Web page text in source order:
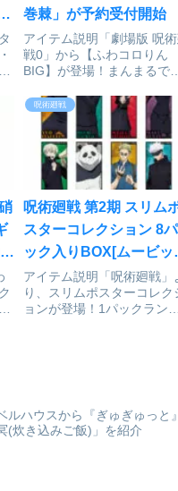
巻棘」が予約受付開始
アイテム説明「劇場版 呪
戦0」から【ふわコロりん
BIG】が登場！まんまるで
メのマスコット！BIGは全長
30cmの大ボリューム！劇場
版 呪術廻戦0 ふわコロりん
BIG C 狗巻棘© 2021「劇場
呪術廻戦 ...
呪術廻戦
呪術廻戦 第2期 スリム
スターコレクション 8パ
ック入りBOX[ムービッ
ク]が予約受付開始
アイテム説明「呪術廻戦」
り、スリムポスターコレク
ョンが登場！1パックランダ
ない場合がございます。ご了
承...
ルハウスから『ぎゅぎゅっと
(炊き込みご飯)」を紹介